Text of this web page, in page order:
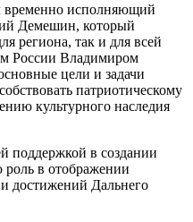
временно исполняющий
Демешин, который
региона, так и для всей
России Владимиром
цели и задачи
патриотическому
культурного наследия
поддержкой в создании
роль в отображении
достижений Дальнего